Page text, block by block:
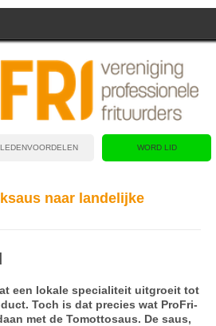
LEDENVOORDELEN WORD LID
naar landelijke
een lokale specialiteit uitgroeit tot
Toch is dat precies wat ProFri-
met de Tomottosaus. De saus,